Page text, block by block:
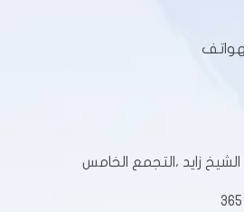
الشيخ زايد ،التجمع الخامس